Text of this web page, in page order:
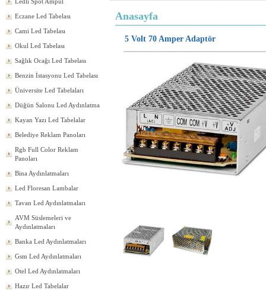
Eczane Led Tabelası
Cami Led Tabelası
Okul Led Tabelası
Sağlık Ocağı Led Tabelası
Benzin İstasyonu Led Tabelası
Üniversite Led Tabelaları
Düğün Salonu Led Aydınlatma
Kayan Yazı Led Tabelalar
Belediye Reklam Panoları
Rgb Full Color Reklam
Panoları
Bina Aydınlatmaları
Led Floresan Lambalar
Tavan Led Aydınlatmaları
AVM Süslemeleri ve
Aydınlatmaları
Banka Led Aydınlatmaları
Gsm Led Aydınlatmaları
Otel Led Aydınlatmaları
Hazır Led Tabelalar
Anasayfa
5 Volt 70 Amper Adaptör